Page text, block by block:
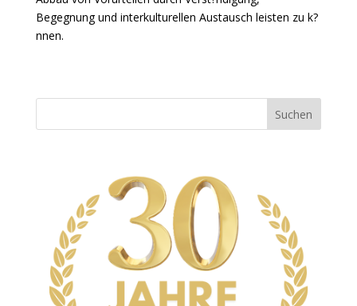
Begegnung und interkulturellen Austausch leisten zu k?
nnen.
Suchen